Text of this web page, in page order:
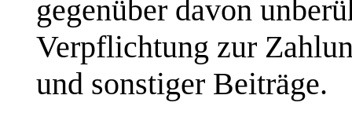
gegenüber davon
Verpflichtung zur
und sonstiger Beiträge.